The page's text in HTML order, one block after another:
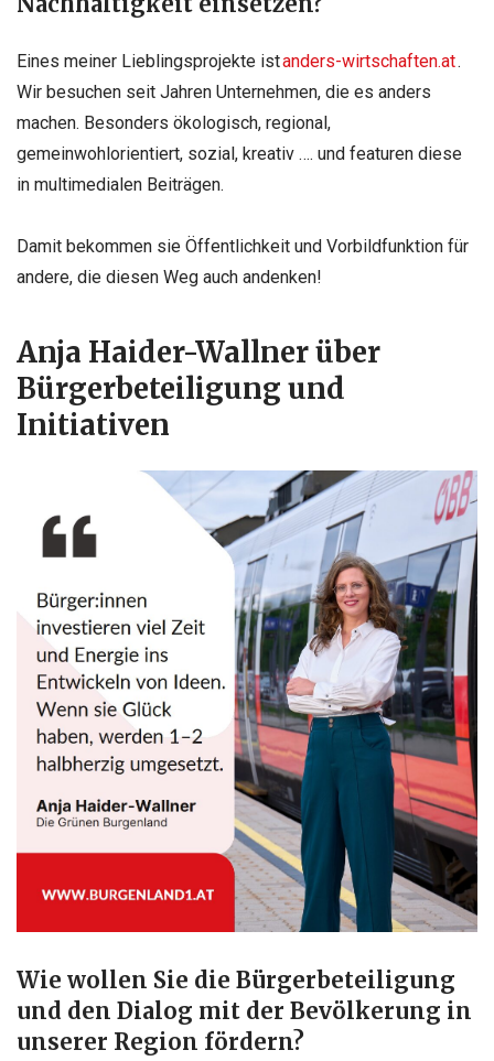
Eines meiner Lieblingsprojekte istanders-wirtschaften.at.
Wir besuchen seit Jahren Unternehmen, die es anders
machen. Besonders ökologisch, regional,
gemeinwohlorientiert, sozial, kreativ …. und featuren diese
in multimedialen Beiträgen.
Damit bekommen sie Öffentlichkeit und Vorbildfunktion für
andere, die diesen Weg auch andenken!
Anja Haider-Wallner über
Bürgerbeteiligung und
Initiativen
Wie wollen Sie die Bürgerbeteiligung
und den Dialog mit der Bevölkerung in
unserer Region fördern?